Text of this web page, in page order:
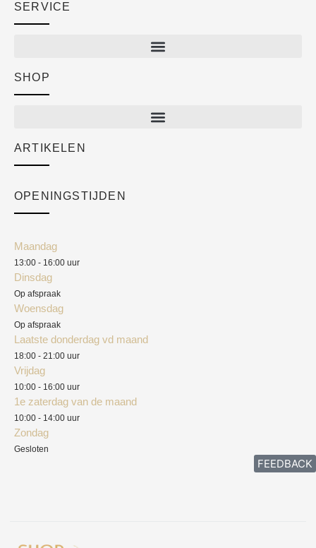
SERVICE
Academy
SHOP
ARTIKELEN
OPENINGSTIJDEN
Maandag
13:00 - 16:00 uur
Dinsdag
Op afspraak
Woensdag
Op afspraak
Laatste donderdag vd maand
18:00 - 21:00 uur
Vrijdag
10:00 - 16:00 uur
1e zaterdag van de maand
10:00 - 14:00 uur
Zondag
Gesloten
FEEDBACK